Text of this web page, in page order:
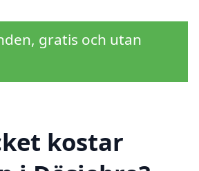
gratis och utan
kostar